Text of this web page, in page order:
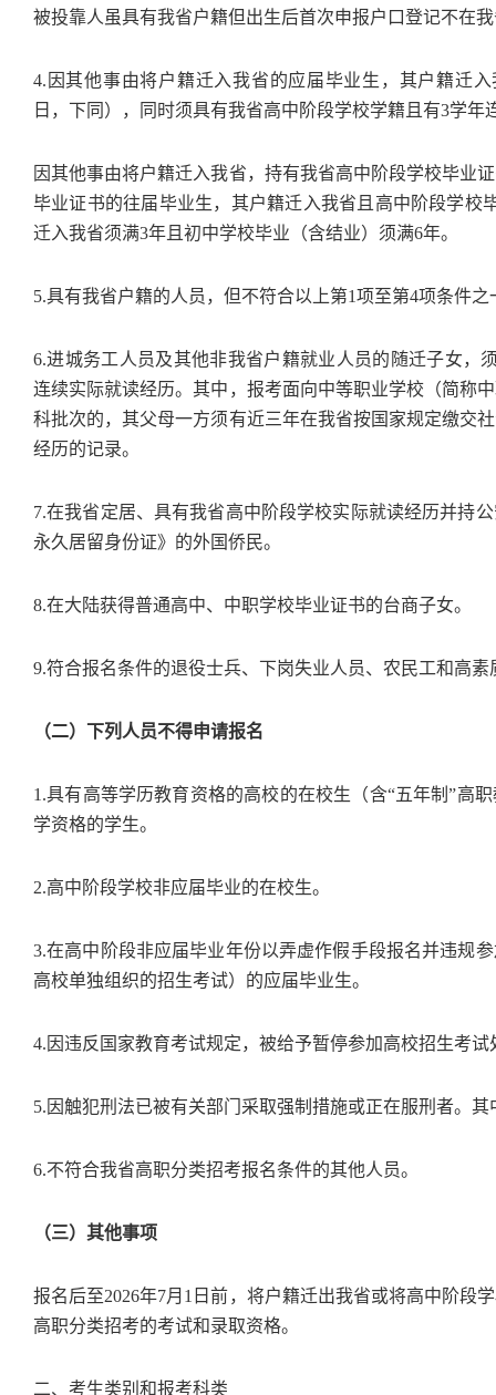
被投靠人虽具有我省户籍但出生后首次申报户口登记不在
4.因其他事由将户籍迁入我省的应届毕业生，其户籍迁
日，下同），同时须具有我省高中阶段学校学籍且有3学年
因其他事由将户籍迁入我省，持有我省高中阶段学校毕业
毕业证书的往届毕业生，其户籍迁入我省且高中阶段学校
迁入我省须满3年且初中学校毕业（含结业）须满6年。
5.具有我省户籍的人员，但不符合以上第1项至第4项条件
6.进城务工人员及其他非我省户籍就业人员的随迁子女，
连续实际就读经历。其中，报考面向中等职业学校（简称
科批次的，其父母一方须有近三年在我省按国家规定缴交
经历的记录。
7.在我省定居、具有我省高中阶段学校实际就读经历并持
永久居留身份证》的外国侨民。
8.在大陆获得普通高中、中职学校毕业证书的台商子女。
9.符合报名条件的退役士兵、下岗失业人员、农民工和高
（二）下列人员不得申请报名
1.具有高等学历教育资格的高校的在校生（含“五年制”高
学资格的学生。
2.高中阶段学校非应届毕业的在校生。
3.在高中阶段非应届毕业年份以弄虚作假手段报名并违规
高校单独组织的招生考试）的应届毕业生。
4.因违反国家教育考试规定，被给予暂停参加高校招生考
5.因触犯刑法已被有关部门采取强制措施或正在服刑者。
6.不符合我省高职分类招考报名条件的其他人员。
（三）其他事项
报名后至2026年7月1日前，将户籍迁出我省或将高中阶段
高职分类招考的考试和录取资格。
二、考生类别和报考科类